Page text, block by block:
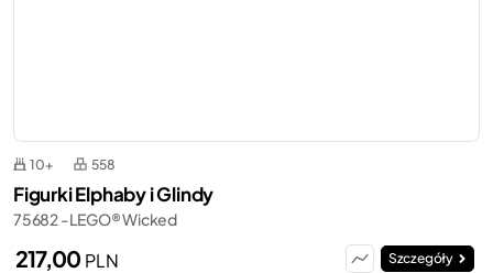
10+ 558
Figurki Elphaby i Glindy
75682 - LEGO® Wicked
217,00 PLN Szczegóły